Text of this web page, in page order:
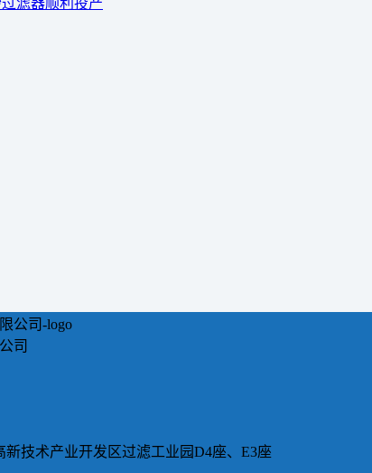
滤器顺利投产
司
技术产业开发区过滤工业园D4座、E3座